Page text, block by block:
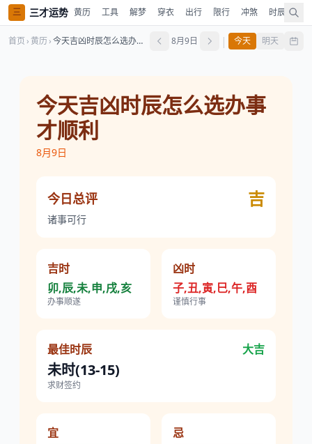
三 三才运势 黄历 工具 解梦 穿衣 出行 限行 冲煞 时辰 风
首页 ›黄历› 今天吉凶时辰怎么选办事才顺利 8月9日 | 今天 明天
今天吉凶时辰怎么选办事
才顺利
8月9日
今日总评 吉
诸事可行
吉时
卯,辰,未,申,戌,亥
办事顺遂
凶时
子,丑,寅,巳,午,酉
谨慎行事
最佳时辰 大吉
未时(13-15)
求财签约
宜 忌